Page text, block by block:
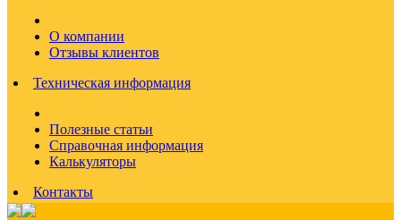
О компании
Отзывы клиентов
Техническая информация
Полезные статьи
Справочная информация
Калькуляторы
Контакты